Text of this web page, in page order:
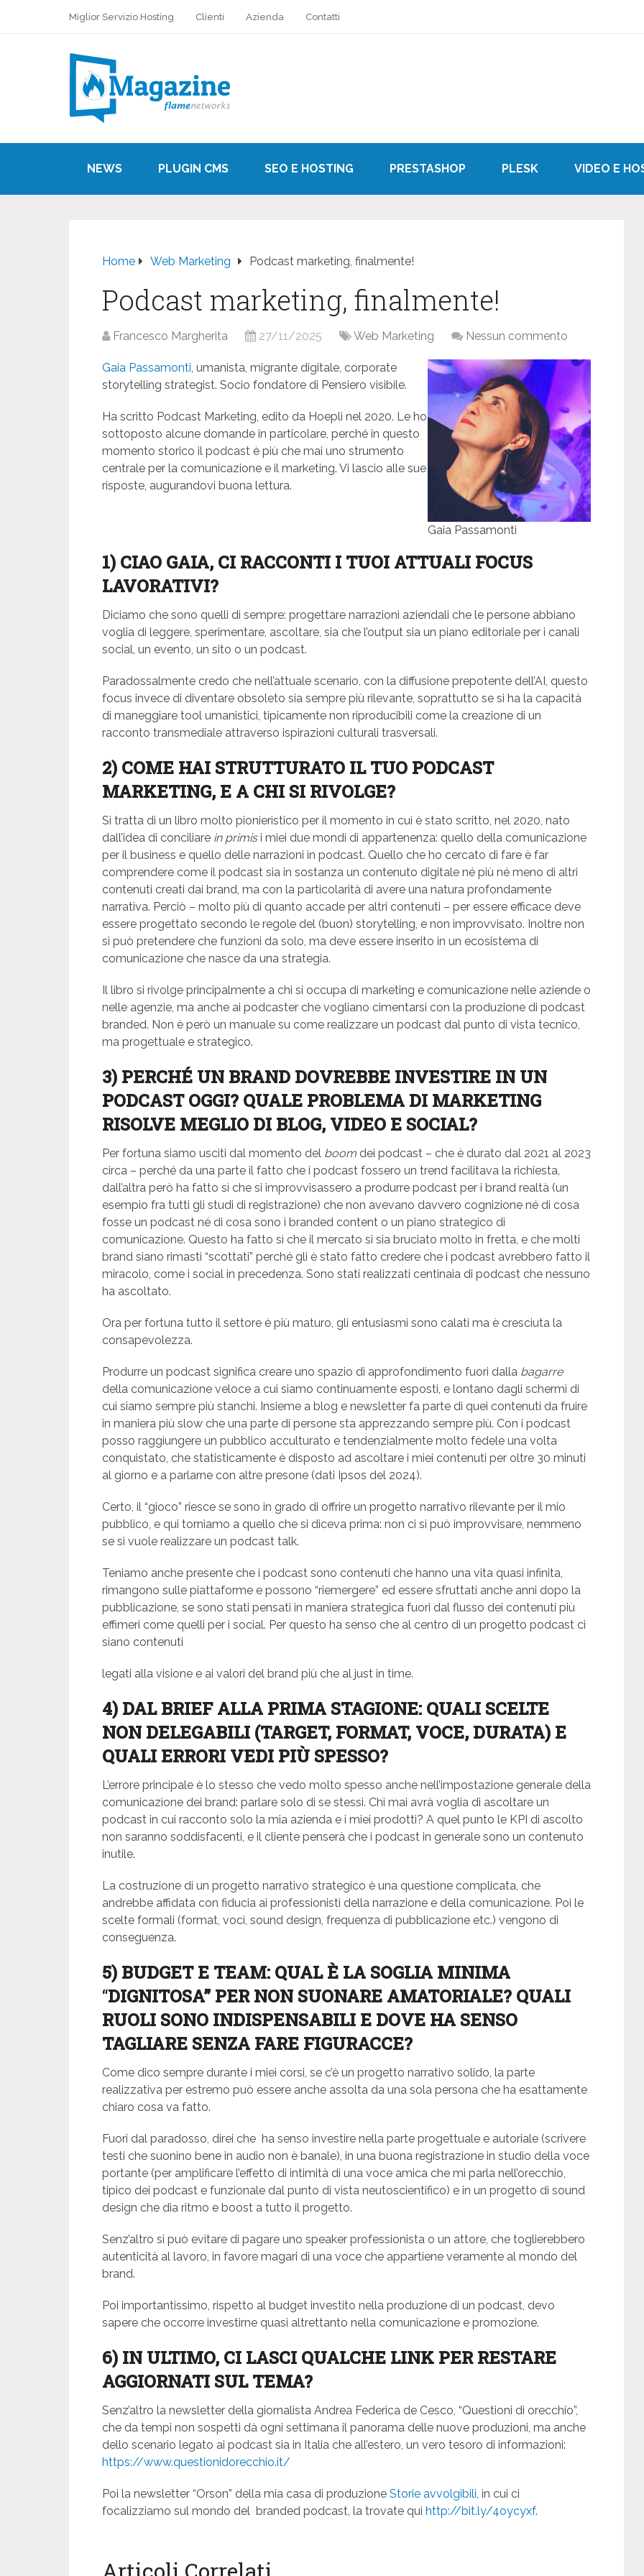
Miglior Servizio Hosting Clienti Azienda Contatti
NEWS PLUGIN CMS SEO E HOSTING PRESTASHOP PLESK VIDEO E
Home Web Marketing Podcast marketing, finalmente!
Podcast marketing, finalmente!
Francesco Margherita 27/11/2025 Web Marketing Nessun commento
Gaia Passamonti , umanista, migrante digitale, corporate
storytelling strategist. Socio fondatore di Pensiero visibile.
Ha scritto Podcast Marketing, edito da Hoepli nel 2020. Le ho
sottoposto alcune domande in particolare, perché in questo
momento storico il podcast è più che mai uno strumento
centrale per la comunicazione e il marketing. Vi lascio alle sue
risposte, augurandovi buona lettura.
Gaia Passamonti
1) CIAO GAIA, CI RACCONTI I TUOI ATTUALI FOCUS
LAVORATIVI?
Diciamo che sono quelli di sempre: progettare narrazioni aziendali che le persone abbiano
voglia di leggere, sperimentare, ascoltare, sia che l’output sia un piano editoriale per i canali
social, un evento, un sito o un podcast.
Paradossalmente credo che nell’attuale scenario, con la diffusione prepotente dell’AI, questo
focus invece di diventare obsoleto sia sempre più rilevante, soprattutto se si ha la capacità
di maneggiare tool umanistici, tipicamente non riproducibili come la creazione di un
racconto transmediale attraverso ispirazioni culturali trasversali.
2) COME HAI STRUTTURATO IL TUO PODCAST
MARKETING, E A CHI SI RIVOLGE?
Si tratta di un libro molto pionieristico per il momento in cui è stato scritto, nel 2020, nato
dall’idea di conciliare in primisi miei due mondi di appartenenza: quello della comunicazione
per il business e quello delle narrazioni in podcast. Quello che ho cercato di fare è far
comprendere come il podcast sia in sostanza un contenuto digitale né più né meno di altri
contenuti creati dai brand, ma con la particolarità di avere una natura profondamente
narrativa. Perciò – molto più di quanto accade per altri contenuti – per essere efficace deve
essere progettato secondo le regole del (buon) storytelling, e non improvvisato. Inoltre non
si può pretendere che funzioni da solo, ma deve essere inserito in un ecosistema di
comunicazione che nasce da una strategia.
Il libro si rivolge principalmente a chi si occupa di marketing e comunicazione nelle aziende o
nelle agenzie, ma anche ai podcaster che vogliano cimentarsi con la produzione di podcast
branded. Non è però un manuale su come realizzare un podcast dal punto di vista tecnico,
ma progettuale e strategico.
3) PERCHÉ UN BRAND DOVREBBE INVESTIRE IN UN
PODCAST OGGI? QUALE PROBLEMA DI MARKETING
RISOLVE MEGLIO DI BLOG, VIDEO E SOCIAL?
Per fortuna siamo usciti dal momento del boom dei podcast – che è durato dal 2021 al 2023
circa – perché da una parte il fatto che i podcast fossero un trend facilitava la richiesta,
dall’altra però ha fatto sì che si improvvisassero a produrre podcast per i brand realtà (un
esempio fra tutti gli studi di registrazione) che non avevano davvero cognizione né di cosa
fosse un podcast né di cosa sono i branded content o un piano strategico di
comunicazione. Questo ha fatto sì che il mercato si sia bruciato molto in fretta, e che molti
brand siano rimasti “scottati” perché gli è stato fatto credere che i podcast avrebbero fatto il
miracolo, come i social in precedenza. Sono stati realizzati centinaia di podcast che nessuno
ha ascoltato.
Ora per fortuna tutto il settore è più maturo, gli entusiasmi sono calati ma è cresciuta la
consapevolezza.
Produrre un podcast significa creare uno spazio di approfondimento fuori dalla bagarre
della comunicazione veloce a cui siamo continuamente esposti, e lontano dagli schermi di
cui siamo sempre più stanchi. Insieme a blog e newsletter fa parte di quei contenuti da fruire
in maniera più slow che una parte di persone sta apprezzando sempre più. Con i podcast
posso raggiungere un pubblico acculturato e tendenzialmente molto fedele una volta
conquistato, che statisticamente è disposto ad ascoltare i miei contenuti per oltre 30 minuti
al giorno e a parlarne con altre presone (dati Ipsos del 2024).
Certo, il “gioco” riesce se sono in grado di offrire un progetto narrativo rilevante per il mio
pubblico, e qui torniamo a quello che si diceva prima: non ci si può improvvisare, nemmeno
se si vuole realizzare un podcast talk.
Teniamo anche presente che i podcast sono contenuti che hanno una vita quasi infinita,
rimangono sulle piattaforme e possono “riemergere” ed essere sfruttati anche anni dopo la
pubblicazione, se sono stati pensati in maniera strategica fuori dal flusso dei contenuti più
effimeri come quelli per i social. Per questo ha senso che al centro di un progetto podcast ci
siano contenuti
legati alla visione e ai valori del brand più che al just in time.
4) DAL BRIEF ALLA PRIMA STAGIONE: QUALI SCELTE
NON DELEGABILI (TARGET, FORMAT, VOCE, DURATA) E
QUALI ERRORI VEDI PIÙ SPESSO?
L’errore principale è lo stesso che vedo molto spesso anche nell’impostazione generale della
comunicazione dei brand: parlare solo di se stessi. Chi mai avrà voglia di ascoltare un
podcast in cui racconto solo la mia azienda e i miei prodotti? A quel punto le KPI di ascolto
non saranno soddisfacenti, e il cliente penserà che i podcast in generale sono un contenuto
inutile.
La costruzione di un progetto narrativo strategico è una questione complicata, che
andrebbe affidata con fiducia ai professionisti della narrazione e della comunicazione. Poi le
scelte formali (format, voci, sound design, frequenza di pubblicazione etc.) vengono di
conseguenza.
5) BUDGET E TEAM: QUAL È LA SOGLIA MINIMA
“DIGNITOSA” PER NON SUONARE AMATORIALE? QUALI
RUOLI SONO INDISPENSABILI E DOVE HA SENSO
TAGLIARE SENZA FARE FIGURACCE?
Come dico sempre durante i miei corsi, se c’è un progetto narrativo solido, la parte
realizzativa per estremo può essere anche assolta da una sola persona che ha esattamente
chiaro cosa va fatto.
Fuori dal paradosso, direi che ha senso investire nella parte progettuale e autoriale (scrivere
testi che suonino bene in audio non è banale), in una buona registrazione in studio della voce
portante (per amplificare l’effetto di intimità di una voce amica che mi parla nell’orecchio,
tipico dei podcast e funzionale dal punto di vista neutoscientifico) e in un progetto di sound
design che dia ritmo e boost a tutto il progetto.
Senz’altro si può evitare di pagare uno speaker professionista o un attore, che toglierebbero
autenticità al lavoro, in favore magari di una voce che appartiene veramente al mondo del
brand.
Poi importantissimo, rispetto al budget investito nella produzione di un podcast, devo
sapere che occorre investirne quasi altrettanto nella comunicazione e promozione.
6) IN ULTIMO, CI LASCI QUALCHE LINK PER RESTARE
AGGIORNATI SUL TEMA?
Senz’altro la newsletter della giornalista Andrea Federica de Cesco, “Questioni di orecchio”,
che da tempi non sospetti dà ogni settimana il panorama delle nuove produzioni, ma anche
dello scenario legato ai podcast sia in Italia che all’estero, un vero tesoro di informazioni:
https://www.questionidorecchio.it/
Poi la newsletter “Orson” della mia casa di produzione Storie avvolgibili, in cui ci
focalizziamo sul mondo del branded podcast, la trovate qui http://bit.ly/4oycyxf.